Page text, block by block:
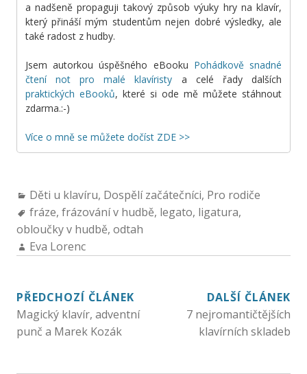
a nadšeně propaguji takový způsob výuky hry na klavír,
který přináší mým studentům nejen dobré výsledky, ale
také radost z hudby.
Jsem autorkou úspěšného eBooku Pohádkově snadné
čtení not pro malé klavíristy a celé řady dalších
praktických eBooků, které si ode mě můžete stáhnout
zdarma.:-)
Více o mně se můžete dočíst ZDE >>
Děti u klavíru, Dospělí začátečníci, Pro rodiče
fráze, frázování v hudbě, legato, ligatura,
obloučky v hudbě, odtah
Eva Lorenc
PŘEDCHOZÍ ČLÁNEK
Magický klavír, adventní
punč a Marek Kozák
DALŠÍ ČLÁNEK
7 nejromantičtějších
klavírních skladeb